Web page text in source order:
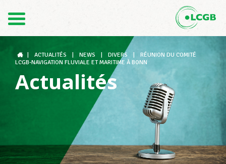
DE
Le LCGB
Structures syndicales
ACTUALITÉS NEWS DIVERS
RÉUNION DU COMITÉ
LCGB-NAVIGATION FLUVIALE ET MARITIME À BONN
Actualités